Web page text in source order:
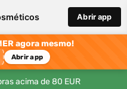
Abrir app
agora mesmo!
Abrir app
acima de 80 EUR